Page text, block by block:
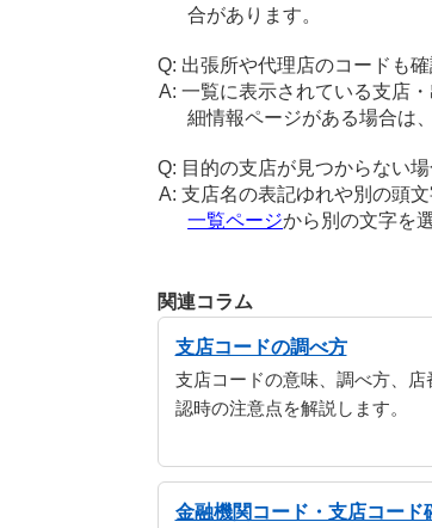
合があります。
出張所や代理店のコードも
一覧に表示されている支店
細情報ページがある場合は
目的の支店が見つからない
支店名の表記ゆれや別の頭
一覧ページから別の文字を
関連コラム
支店コードの調べ方
支店コードの意味、調べ方、店
認時の注意点を解説します。
金融機関コード・支店コード